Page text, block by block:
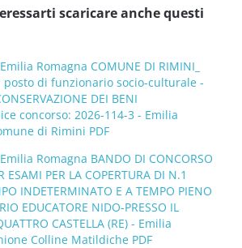
scaricare anche questi
Romagna COMUNE DI RIMINI_
posto di funzionario socio-culturale -
DEI BENI
concorso: 2026-114-3 - Emilia
di Rimini PDF
Romagna BANDO DI CONCORSO
ESAMI PER LA COPERTURA DI N.1
INDETERMINATO E A TEMPO PIENO
EDUCATORE NIDO-PRESSO IL
CASTELLA (RE) - Emilia
Colline Matildiche PDF